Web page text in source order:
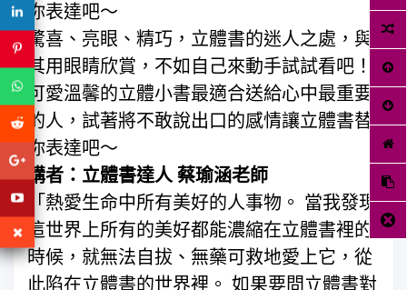
你表達吧～
驚喜、亮眼、精巧，立體書的迷人之處，與
其用眼睛欣賞，不如自己來動手試試看吧！
可愛溫馨的立體小書最適合送給心中最重要
的人，試著將不敢說出口的感情讓立體書替
你表達吧～
講者：立體書達人 蔡瑜涵老師
「熱愛生命中所有美好的人事物。 當我發現
這世界上所有的美好都能濃縮在立體書裡的
時候，就無法自拔、無藥可救地愛上它，從
此陷在立體書的世界裡。 如果要問立體書對